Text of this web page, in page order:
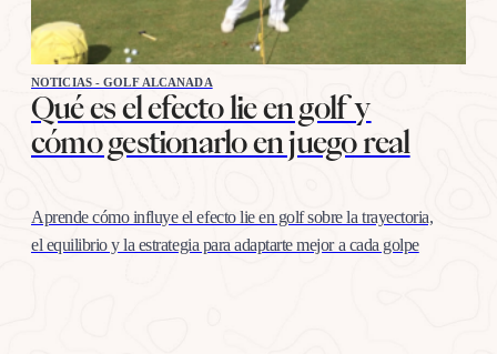
NOTICIAS - GOLF ALCANADA
Qué es el efecto lie en golf y
cómo gestionarlo en juego real
Aprende cómo influye el efecto lie en golf sobre la trayectoria,
el equilibrio y la estrategia para adaptarte mejor a cada golpe